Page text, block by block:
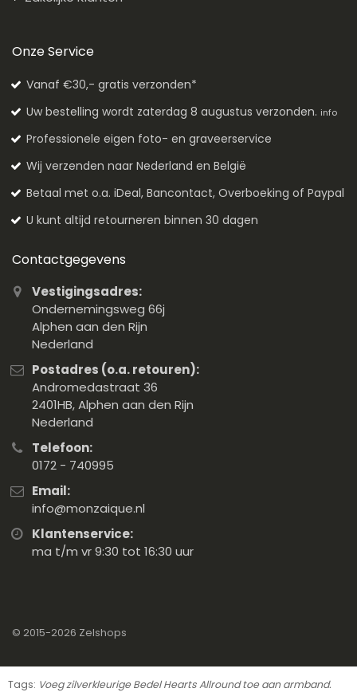
Onze Service
Vanaf €30,- gratis verzonden*
Uw bestelling wordt zaterdag 8 augustus verzonden. info
Professionele eigen foto- en graveerservice
Wij verzenden naar Nederland en België
Betaal met o.a. iDeal, Bancontact, Overboeking of Paypal
U kunt altijd retourneren binnen 30 dagen
Contactgegevens
Vestigingsadres:
Ondernemingsweg 66j
Alphen aan den Rijn
Nederland
Postadres (o.a. retouren):
Andromedastraat 36
2401HB, Alphen aan den Rijn
Nederland
Telefoon:
0172 - 740995
Email:
info@monzaique.nl
Klantenservice:
ma t/m vr 9:30 tot 16:30 uur
© 2015-2026 Zelshops
Tags: Voeg zilverkleurige Bedel Hearts Allround toe aan armband.